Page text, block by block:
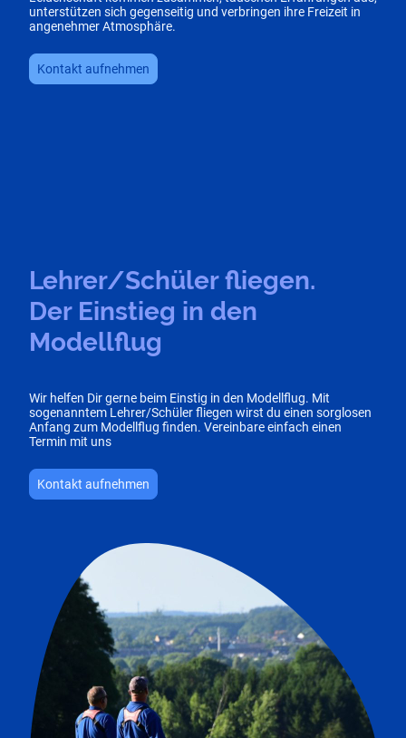
unterstützen sich gegenseitig und verbringen ihre Freizeit in
angenehmer Atmosphäre.
Kontakt aufnehmen
Lehrer/Schüler fliegen.
Der Einstieg in den
Modellflug
Wir helfen Dir gerne beim Einstig in den Modellflug. Mit
sogenanntem Lehrer/Schüler fliegen wirst du einen sorglosen
Anfang zum Modellflug finden. Vereinbare einfach einen
Termin mit uns
Kontakt aufnehmen